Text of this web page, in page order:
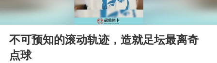
21楼高空抛物嫌疑人被拘留
Play
00:00
不可预知的滚动轨迹，造就足坛最离奇
点球